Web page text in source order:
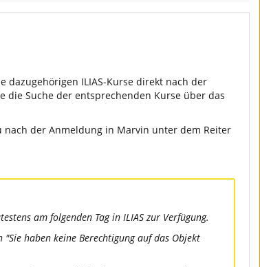
dazugehörigen ILIAS-Kurse direkt nach der
Suche der entsprechenden Kurse über das
der Anmeldung in Marvin unter dem Reiter
am folgenden Tag in ILIAS zur Verfügung.
haben keine Berechtigung auf das Objekt